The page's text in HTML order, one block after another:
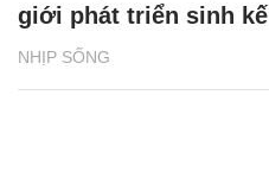
NHỊP SỐNG
giới phát triển sinh kế